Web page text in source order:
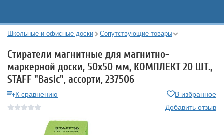
Школьные и офисные доски Сопутствующие товары
Стиратели магнитные для магнитно-
маркерной доски, 50х50 мм, КОМПЛЕКТ 20 ШТ.,
STAFF "Basic", ассорти, 237506
К сравнению
В избранное
Добавить отзыв